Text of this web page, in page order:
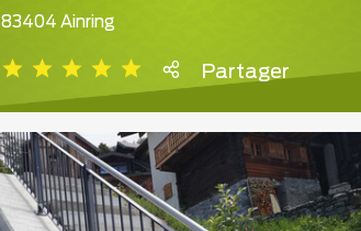
83404 Ainring
Partager